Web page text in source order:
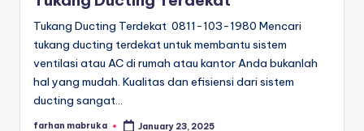
Tukang Ducting Terdekat 0811-103-1980 Mencari
tukang ducting terdekat untuk membantu sistem
ventilasi atau AC di rumah atau kantor Anda bukanlah
hal yang mudah. Kualitas dan efisiensi dari sistem
ducting sangat…
farhan mabruka January 23, 2025